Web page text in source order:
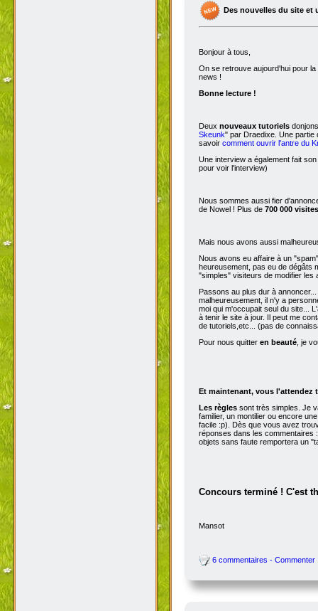
Des nouvelles du site
Bonjour à tous,
On se retrouve aujourd'hui pour
news !
Bonne lecture !
Deux nouveaux tutoriels
Skeunk" par Draedixe. Une partie
savoir comment ouvrir l'antre du
Une interview a également fait
pour voir l'interview)
Nous sommes aussi fier
de Nowel ! Plus de 700 000 visites
Mais nous avons aussi
Nous avons eu affaire à un
heureusement, pas eu de dégâts
"simples" visiteurs de modifier
Passons au plus dur à
malheureusement, il n'y a
moi qui m'occupait seul du site...
à tenir le site à jour. Il peut me
de tutoriels,etc... (pas de
Pour nous quitter en beauté, je
Et maintenant, vous l'attendez
Les règles sont très simples. Je
familier, un montilier ou encore
facile :p). Dès que vous avez
réponses dans les commentaires
objets sans faute remportera un
Concours terminé ! C'est
Mansot
6 commentaires - Commenter